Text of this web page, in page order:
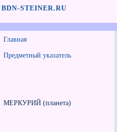
BDN-STEINER.RU
Главная
Предметный указатель
МЕРКУРИЙ (планета)